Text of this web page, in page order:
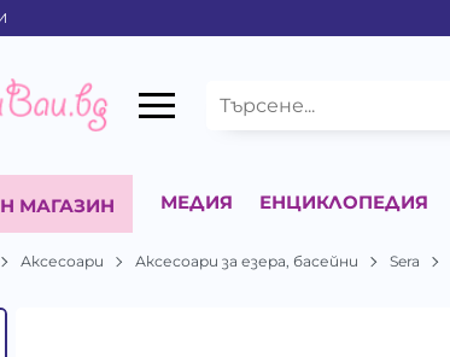
МАГАЗИН МЕДИЯ ЕНЦИКЛОПЕДИЯ
Аксесоари Аксесоари за езера, басейни Sera